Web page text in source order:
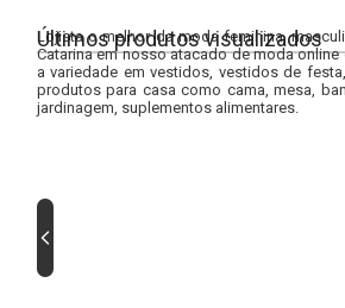
Últimos produtos visualizados
Lojista o melhor da moda feminina,
Catarina em nosso atacado de moda
a variedade em vestidos, vestidos de
produtos para casa como cama, mesa,
jardinagem, suplementos alimentares.